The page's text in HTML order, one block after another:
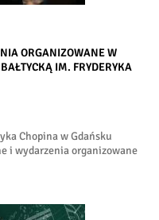
ORGANIZOWANE W
IM. FRYDERYKA
Chopina w Gdańsku
i wydarzenia organizowane